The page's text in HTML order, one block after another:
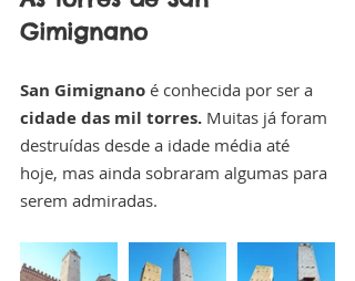
Gimignano
San Gimignano é conhecida por ser a
cidade das mil torres. Muitas já foram
destruídas desde a idade média até
hoje, mas ainda sobraram algumas para
serem admiradas.